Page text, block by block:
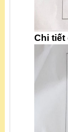
Chi tiết